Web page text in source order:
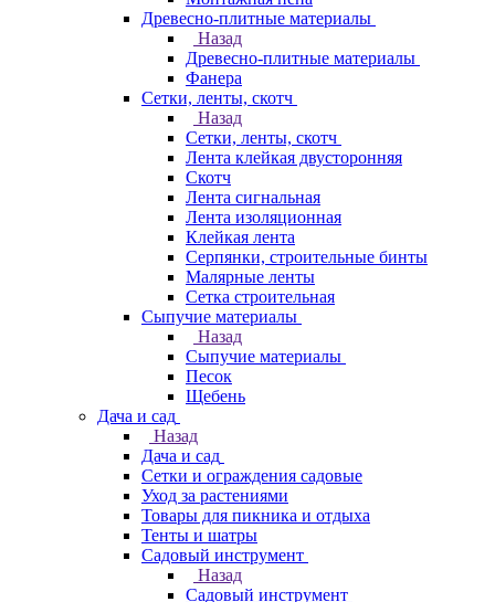
Древесно-плитные материалы
Назад
Древесно-плитные материалы
Фанера
Сетки, ленты, скотч
Назад
Сетки, ленты, скотч
Лента клейкая двусторонняя
Скотч
Лента сигнальная
Лента изоляционная
Клейкая лента
Серпянки, строительные бинты
Малярные ленты
Сетка строительная
Сыпучие материалы
Назад
Сыпучие материалы
Песок
Щебень
Дача и сад
Назад
Дача и сад
Сетки и ограждения садовые
Уход за растениями
Товары для пикника и отдыха
Тенты и шатры
Садовый инструмент
Назад
Садовый инструмент